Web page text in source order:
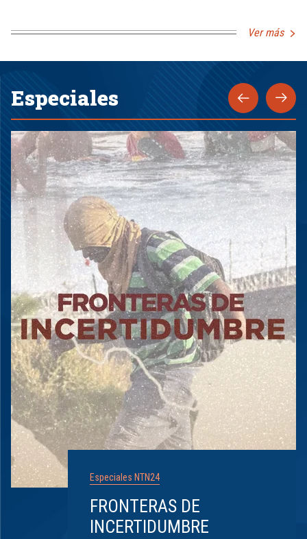
Ver más
Especiales
Especiales NTN24
FRONTERAS DE
INCERTIDUMBRE